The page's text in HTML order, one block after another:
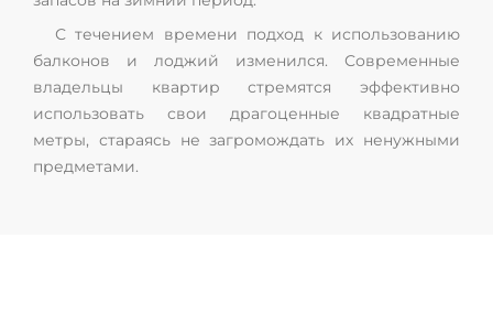
С течением времени подход к использованию
балконов и лоджий изменился. Современные
владельцы квартир стремятся эффективно
использовать свои драгоценные квадратные
метры, стараясь не загромождать их ненужными
предметами.